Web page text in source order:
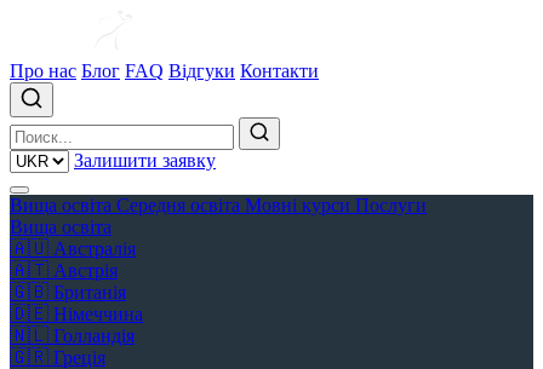
Про нас Блог FAQ Відгуки Контакти
Залишити заявку
Вища освіта Середня освіта Мовні курси Послуги
Вища освіта
🇦🇺 Австралія
🇦🇹 Австрія
🇬🇧 Британія
🇩🇪 Німеччина
🇳🇱 Голландія
🇬🇷 Греція